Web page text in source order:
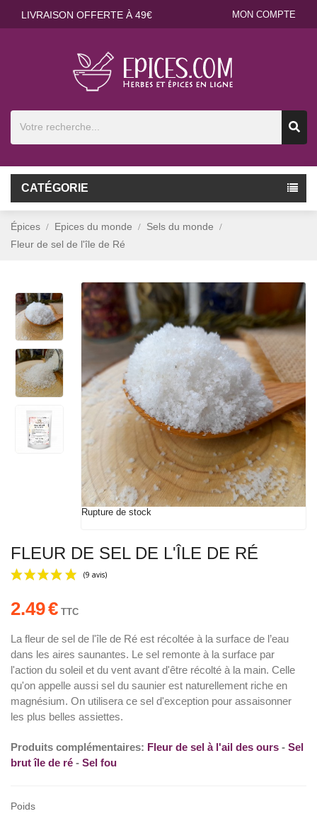
LIVRAISON OFFERTE À 49€ MON COMPTE
CATÉGORIE
Épices Epices du monde
Sels du monde
Fleur de sel de l'île de Ré
Rupture de stock
FLEUR DE SEL DE L'ÎLE DE RÉ
(9 avis)
2.49€ TTC
La fleur de sel de l'île de Ré est récoltée à la surface de l’eau
dans les aires saunantes. Le sel remonte à la surface par
l'action du soleil et du vent avant d'être récolté à la main. Celle
qu'on appelle aussi sel du saunier est naturellement riche en
magnésium. On utilisera ce sel d'exception pour assaisonner
les plus belles assiettes.
Produits complémentaires: Fleur de sel à l'ail des ours - Sel
brut île de ré - Sel fou
Poids